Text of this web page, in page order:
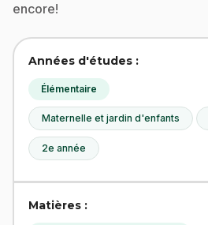
encore!
Années d'études :
Élémentaire
Maternelle et jardin d'enfants
2e année
Matières :